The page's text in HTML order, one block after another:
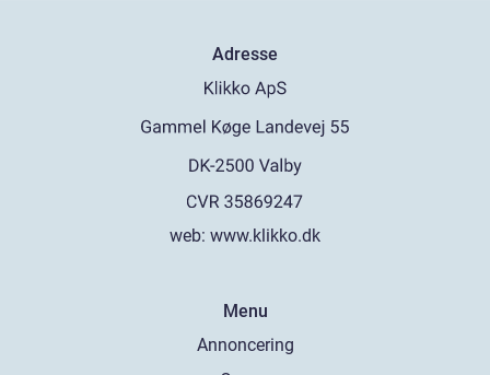
Adresse
web: www.klikko.dk
Menu
Annoncering